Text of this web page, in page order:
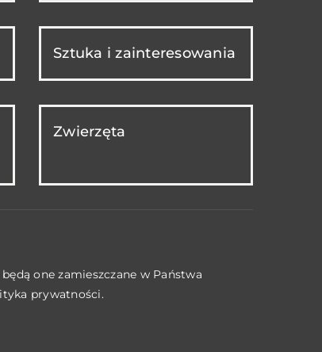
Sztuka i zainteresowania
Zwierzęta
one zamieszczane w Państwa
prywatności.